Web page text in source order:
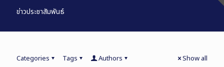
ข่าวประชาสัมพันธ์
Categories Tags Authors Show all